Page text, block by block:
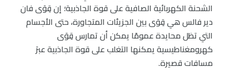
الشحنة الكهربائية الصافية على قوة الجاذبية؛ إن قِوَى فان
دير فالس هي قِوَى بين الجزيئات المتجاورة، حتى الأجسام
التي تظل محايدة عمومًا يمكن أن تمارس قِوَى
كهرومغناطيسية يمكنها التغلب على قوة الجاذبية عبرَ
مسافات قصيرة.